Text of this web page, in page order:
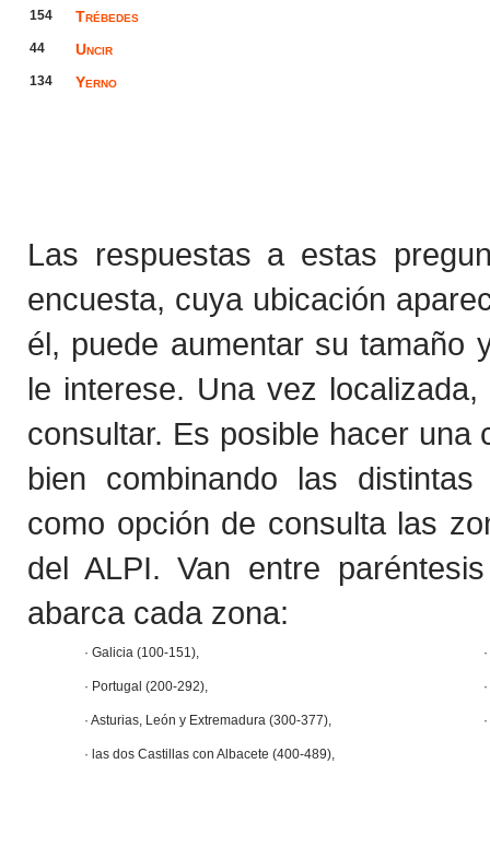
154 Trébedes
44 Uncir
134 Yerno
Las respuestas a estas
encuesta, cuya ubicación
él, puede aumentar su tamaño
le interese. Una vez
consultar. Es posible hacer
bien combinando las
como opción de consulta las
del ALPI. Van entre
abarca cada zona:
· Galicia (100-151),
· Portugal (200-292),
· Asturias, León y Extremadura (300-377),
· las dos Castillas con Albacete (400-489),